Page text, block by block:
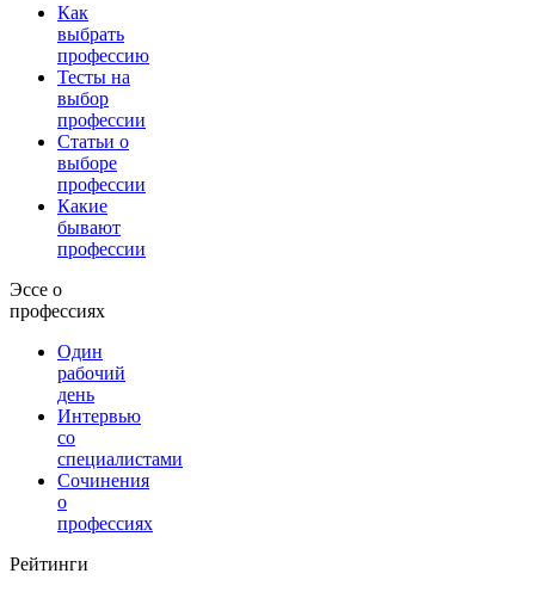
Как
выбрать
профессию
Тесты на
выбор
профессии
Статьи о
выборе
профессии
Какие
бывают
профессии
Эссе о
профессиях
Один
рабочий
день
Интервью
со
специалистами
Сочинения
о
профессиях
Рейтинги